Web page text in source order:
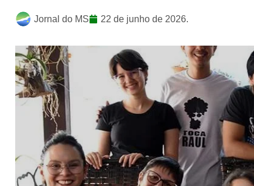
Jornal do MS 22 de junho de 2026.